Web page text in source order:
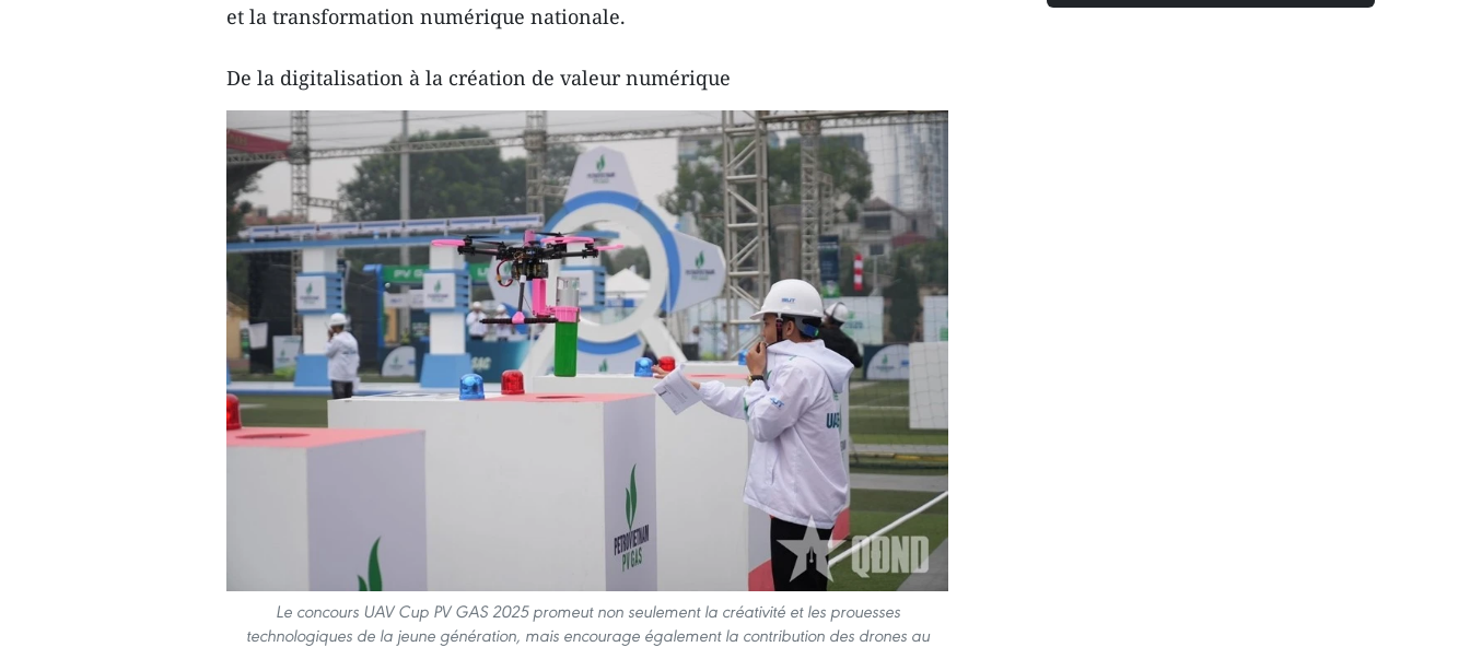
et la transformation numérique nationale.
De la digitalisation à la création de valeur numérique
Le concours UAV Cup PV GAS 2025 promeut non seulement la créativité et les prouesses
technologiques de la jeune génération, mais encourage également la contribution des drones au